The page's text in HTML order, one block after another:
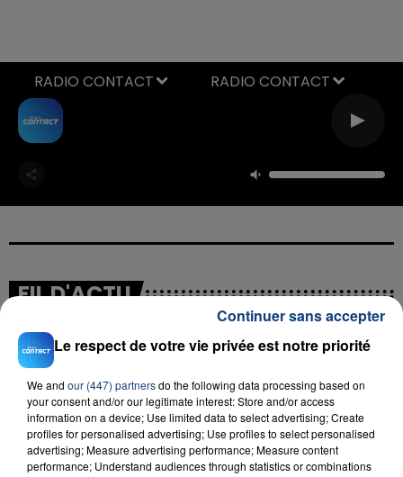
RADIO CONTACT
FIL D'ACTU
23 juillet 2026
Le respect de votre vie privée est notre priorité
We and our (447) partnersdo the following data processing based on
your consent and/or our legitimate interest: Store and/or access
information on a device; Use limited data to select advertising; Create
profiles for personalised advertising; Use profiles to select personalised
advertising; Measure advertising performance; Measure content
performance; Understand audiences through statistics or combinations
Continuer sans accepter